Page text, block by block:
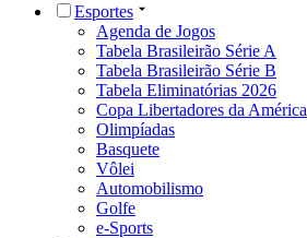
Esportes
Agenda de Jogos
Tabela Brasileirão Série A
Tabela Brasileirão Série B
Tabela Eliminatórias 2026
Copa Libertadores da América
Olimpíadas
Basquete
Vôlei
Automobilismo
Golfe
e-Sports